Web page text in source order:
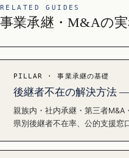
RELATED GUIDES
事業承継・M&Aの
PILLAR · 事業承継の基礎
後継者不在の解決方法
親族内・社内承継・第三者
県別後継者不在率、公的支援窓